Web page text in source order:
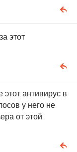
этот
антивирус в
у него не
от этой